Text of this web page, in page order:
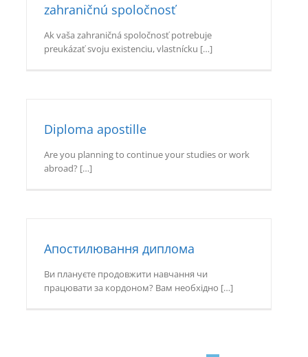
zahraničnú spoločnosť
Ak vaša zahraničná spoločnosť potrebuje
preukázať svoju existenciu, vlastnícku […]
Diploma apostille
Are you planning to continue your studies or work
abroad? […]
Апостилювання диплома
Ви плануєте продовжити навчання чи
працювати за кордоном? Вам необхідно […]